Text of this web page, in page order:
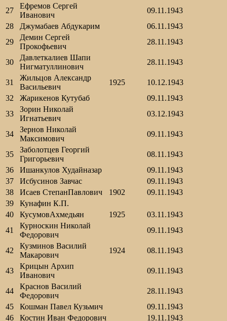
27
Ефремов Сергей
Иванович
09.11.1943
28
Джумабаев Абдукарим
06.11.1943
29
Демин Сергей
Прокофьевич
28.11.1943
30
Давлеткалиев Шапи
Нигматуллинович
28.11.1943
31
Жильцов Александр
Васильевич
1925
10.12.1943
32
Жарикенов Кутубаб
09.11.1943
33
Зорин Николай
Игнатьевич
03.12.1943
34
Зернов Николай
Максимович
09.11.1943
35
Заболотцев Георгий
Григорьевич
08.11.1943
36
Ишанкулов Худайназар
09.11.1943
37
Исбусинов Завчас
09.11.1943
38
Исаев СтепанПавлович 1902
09.11.1943
39
Кунафин К.П.
40
КусумовАхмедьян 1925
03.11.1943
41
Курноскин Николай
Федорович
09.11.1943
42
Кузминов Василий
Макарович
1924 08.11.1943
43
Крицын Архип
Иванович
09.11.1943
44
Краснов Василий
Федорович
28.11.1943
45
Кошман Павел Кузьмич
09.11.1943
46
Костин Иван Федорович 19.11.1943